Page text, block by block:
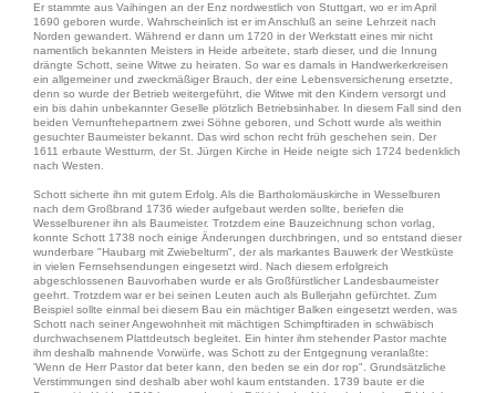
Er stammte aus Vaihingen an der Enz nordwestlich von Stuttgart, wo er im April
1690 geboren wurde. Wahrscheinlich ist er im Anschluß an seine Lehrzeit nach
Norden gewandert. Während er dann um 1720 in der Werkstatt eines mir nicht
namentlich bekannten Meisters in Heide arbeitete, starb dieser, und die Innung
drängte Schott, seine Witwe zu heiraten. So war es damals in Handwerkerkreisen
ein allgemeiner und zweckmäßiger Brauch, der eine Lebensversicherung ersetzte,
denn so wurde der Betrieb weitergeführt, die Witwe mit den Kindern versorgt und
ein bis dahin unbekannter Geselle plötzlich Betriebsinhaber. In diesem Fall sind den
beiden Vernunftehepartnern zwei Söhne geboren, und Schott wurde als weithin
gesuchter Baumeister bekannt. Das wird schon recht früh geschehen sein. Der
1611 erbaute Westturm, der St. Jürgen Kirche in Heide neigte sich 1724 bedenklich
nach Westen.
Schott sicherte ihn mit gutem Erfolg. Als die Bartholomäuskirche in Wesselburen
nach dem Großbrand 1736 wieder aufgebaut werden sollte, beriefen die
Wesselburener ihn als Baumeister. Trotzdem eine Bauzeichnung schon vorlag,
konnte Schott 1738 noch einige Änderungen durchbringen, und so entstand dieser
wunderbare "Haubarg mit Zwiebelturm", der als markantes Bauwerk der Westküste
in vielen Fernsehsendungen eingesetzt wird. Nach diesem erfolgreich
abgeschlossenen Bauvorhaben wurde er als Großfürstlicher Landesbaumeister
geehrt. Trotzdem war er bei seinen Leuten auch als Bullerjahn gefürchtet. Zum
Beispiel sollte einmal bei diesem Bau ein mächtiger Balken eingesetzt werden, was
Schott nach seiner Angewohnheit mit mächtigen Schimpftiraden in schwäbisch
durchwachsenem Plattdeutsch begleitet. Ein hinter ihm stehender Pastor machte
ihm deshalb mahnende Vorwürfe, was Schott zu der Entgegnung veranlaßte:
'Wenn de Herr Pastor dat beter kann, den beden se ein dor rop". Grundsätzliche
Verstimmungen sind deshalb aber wohl kaum entstanden. 1739 baute er die